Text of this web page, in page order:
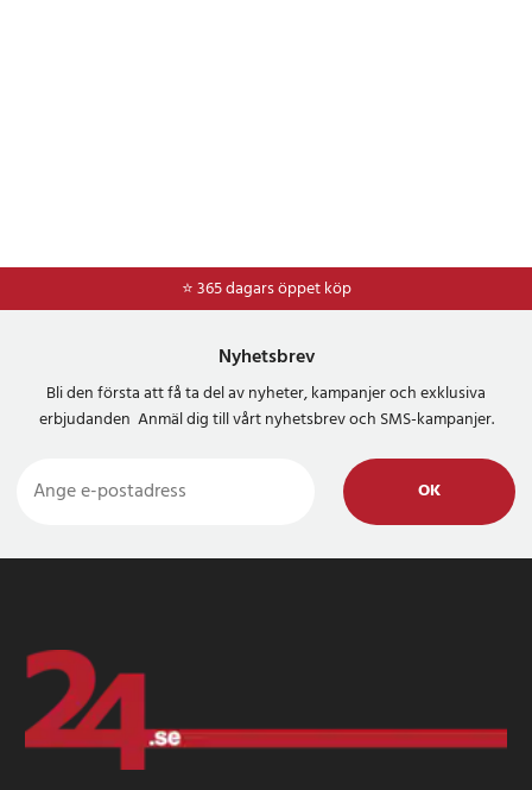
⭐ 365 dagars öppet köp
⭐Frakt 49kr *
Nyhetsbrev
Bli den första att få ta del av nyheter, kampanjer och exklusiva
erbjudanden Anmäl dig till vårt nyhetsbrev och SMS-kampanjer.
OK